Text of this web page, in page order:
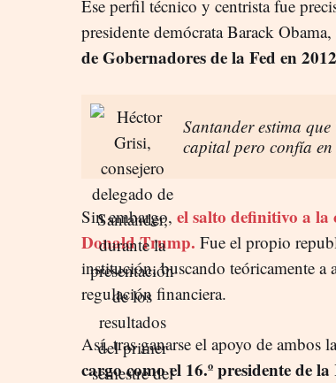
Ese perfil técnico y centrista fue
presidente demócrata Barack
de Gobernadores de la Fed en
Santander estima
capital pero confía
Sin embargo, el salto definitivo a la
Donald Trump. Fue el propio
institución, buscando teóricamente
regulación financiera.
Así, tras ganarse el apoyo de ambos
cargo como el 16.º presidente de